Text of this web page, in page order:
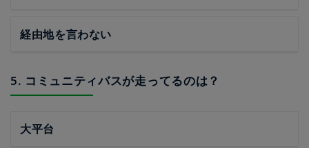
経由地を言わない
5. コミュニティバスが走ってるのは？
大平台